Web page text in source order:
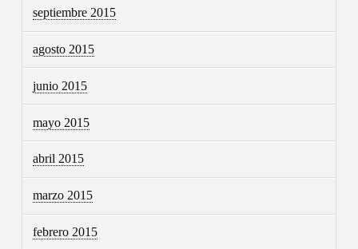
septiembre 2015
agosto 2015
junio 2015
mayo 2015
abril 2015
marzo 2015
febrero 2015